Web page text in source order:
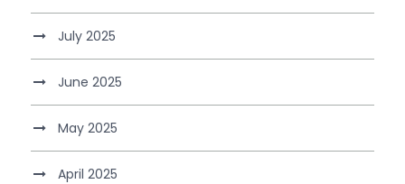
July 2025
June 2025
May 2025
April 2025